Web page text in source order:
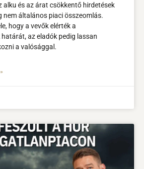
alku és az árat csökkentő hirdetések
nem általános piaci összeomlás.
hogy a vevők elérték a
az eladók pedig lassan
a valósággal.